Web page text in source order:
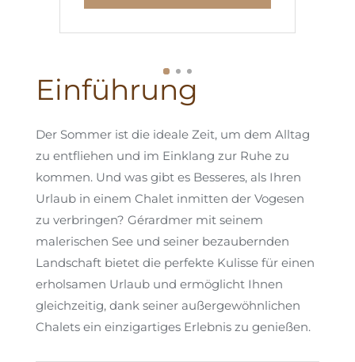
Einführung
Der Sommer ist die ideale Zeit, um dem Alltag
zu entfliehen und im Einklang zur Ruhe zu
kommen. Und was gibt es Besseres, als Ihren
Urlaub in einem Chalet inmitten der Vogesen
zu verbringen? Gérardmer mit seinem
malerischen See und seiner bezaubernden
Landschaft bietet die perfekte Kulisse für einen
erholsamen Urlaub und ermöglicht Ihnen
gleichzeitig, dank seiner außergewöhnlichen
Chalets ein einzigartiges Erlebnis zu genießen.